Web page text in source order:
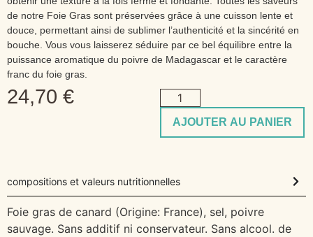
de notre Foie Gras sont préservées grâce à une cuisson lente et
douce, permettant ainsi de sublimer l’authenticité et la sincérité en
bouche. Vous vous laisserez séduire par ce bel équilibre entre la
puissance aromatique du poivre de Madagascar et le caractère
franc du foie gras.
24,70 €
AJOUTER AU PANIER
compositions et valeurs nutritionnelles
Foie gras de canard (Origine: France), sel, poivre
sauvage. Sans additif ni conservateur. Sans alcool. de